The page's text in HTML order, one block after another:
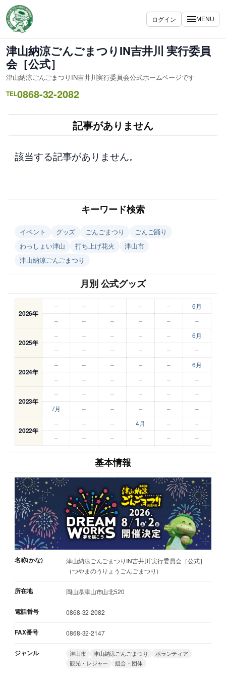
容
を
ス
キ
ッ
プ
ログイン MENU
津山納涼ごんごまつりIN吉井川 実行委員
会［公式］
津山納涼ごんごまつりIN吉井川実行委員会公式ホームページです
TEL0868-32-2082
記事がありません
該当する記事がありません。
キーワード検索
イベント グッズ ごんごまつり
ごんご踊り
わっしょい津山
打ち上げ花火
津山市
津山納涼ごんごまつり
月別 公式グッズ
2026年
– – – – –
6月
–
– – – – –
2025年
– – – – –
6月
–
– – – – –
2024年
– – – – –
6月
–
– – – – –
2023年
– – – – –
–
7月
– – – – –
2022年
– – – 4月 –
–
–
– – – – –
基本情報
名称(かな)
津山納涼ごんごまつりIN吉井川 実行委員会［公式］
（つやまのうりょうごんごまつり）
所在地 岡山県津山市山北520
電話番号 0868-32-2082
FAX番号 0868-32-2147
ジャンル 津山市 津山納涼ごんごまつり
ボランティア
観光・レジャー
組合・団体